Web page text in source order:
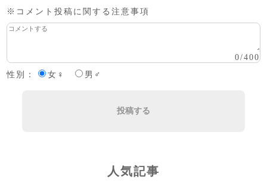
※コメント投稿に関する注意事項
0/400
性別：
女♀ 男♂
投稿する
人気記事